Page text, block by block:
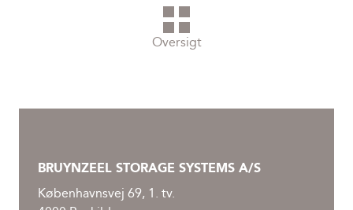
Oversigt
BRUYNZEEL STORAGE SYSTEMS A/S
Københavnsvej 69, 1. tv.